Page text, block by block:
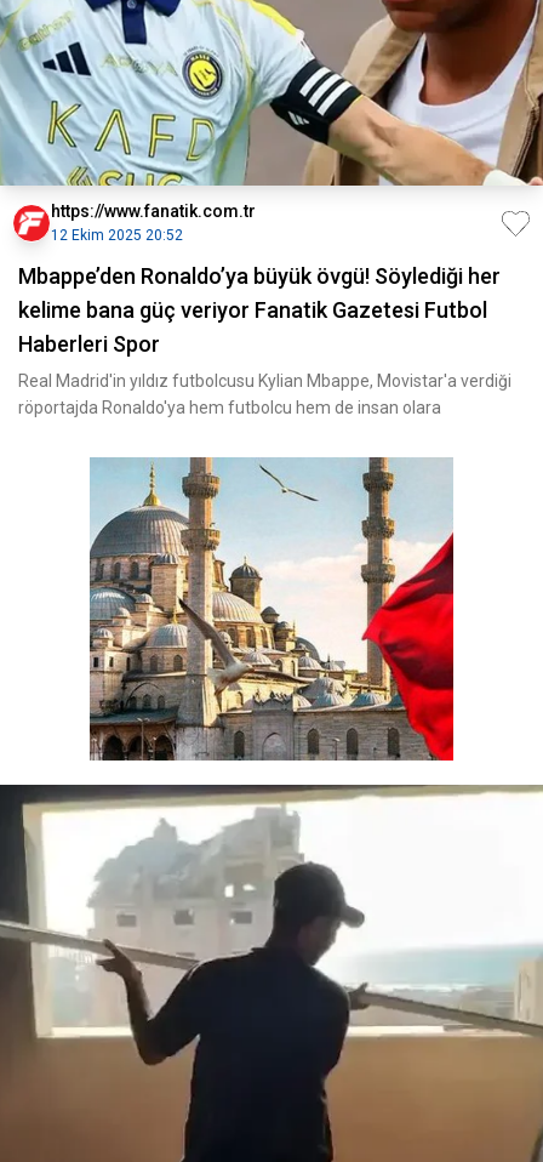
https://www.fanatik.com.tr
12 Ekim 2025 20:52
Mbappe’den Ronaldo’ya büyük övgü! Söylediği her
kelime bana güç veriyor Fanatik Gazetesi Futbol
Haberleri Spor
Real Madrid'in yıldız futbolcusu Kylian Mbappe, Movistar'a verdiği
röportajda Ronaldo'ya hem futbolcu hem de insan olara